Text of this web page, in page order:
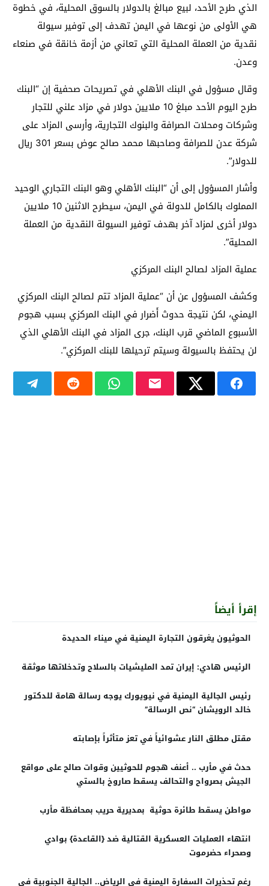
الذي طرح الأحد، لبيع مبالغ بالدولار بالسوق المحلية، في خطوة
هي الأولى من نوعها في اليمن تهدف إلى توفير سيولة
نقدية من العملة المحلية التي تعاني من أزمة خانقة في صنعاء
وعدن.
وقال مسؤول في البنك الأهلي في تصريحات صحفية إن “البنك
طرح اليوم الأحد مبلغ 10 ملايين دولار في مزاد علني للتجار
وشركات ومحلات الصرافة والبنوك التجارية، وأرسى المزاد على
شركة عدن للصرافة وصاحبها محمد صالح عوض بسعر 301 ريال
للدولار”.
وأشار المسؤول إلى أن “البنك الأهلي وهو البنك التجاري الوحيد
المملوك بالكامل للدولة في اليمن، سيطرح الاثنين 10 ملايين
دولار أخرى لمزاد آخر بهدف توفير السيولة النقدية من العملة
المحلية”.
عملية المزاد لصالح البنك المركزي
وكشف المسؤول عن أن “عملية المزاد تتم لصالح البنك المركزي
اليمني، لكن نتيجة حدوث أَضرار في البنك المركزي بسبب هجوم
الأسبوع الماضي قرب البنك، جرى المزاد في البنك الأهلي الذي
لن يحتفظ بالسيولة وسيتم ترحيلها للبنك المركزي”.
إقرأ أيضاً
الحوثيون يغرقون التجارة اليمنية في ميناء الحديدة
الرئيس هادي: إيران تمد المليشيات بالسلاح وتدخلاتها موثقة
رئيس الجالية اليمنية في نيويورك يوجه رسالة هامة للدكتور
خالد الرويشان “نص الرسالة”
مقتل مطلق النار عشوائياً في تعز متأثراً بإصابته
حدث في مأرب .. أعنف هجوم للحوثيين وقوات صالح على مواقع
الجيش بصرواح والتحالف يسقط صاروخ بالستي
مواطن يسقط طائرة حوثية بمديرية حريب بمحافظة مأرب
انتهاء العمليات العسكرية القتالية ضد {القاعدة} بوادي
وصحراء حضرموت
رغم تحذيرات السفارة اليمنية في الرياض.. الجالية الجنوبية في